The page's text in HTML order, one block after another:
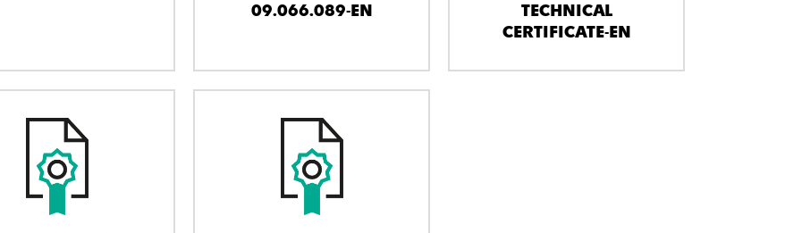
09.066.089-EN
TECHNICAL
CERTIFICATE-EN